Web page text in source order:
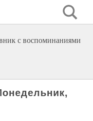
с воспоминаниями